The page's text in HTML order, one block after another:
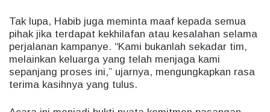
Tak lupa, Habib juga meminta maaf kepada semua
pihak jika terdapat kekhilafan atau kesalahan selama
perjalanan kampanye. “Kami bukanlah sekadar tim,
melainkan keluarga yang telah menjaga kami
sepanjang proses ini,” ujarnya, mengungkapkan rasa
terima kasihnya yang tulus.